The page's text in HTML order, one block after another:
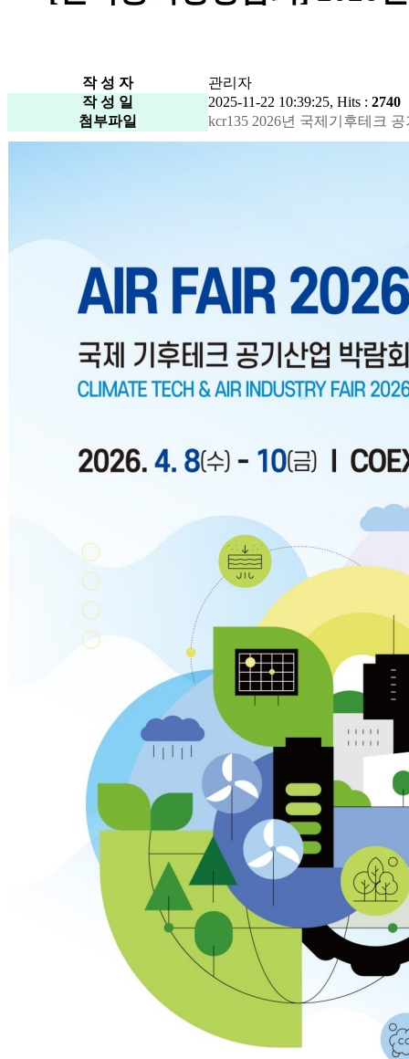
작 성 자
관리자
작 성 일
2025-11-22 10:39:25, Hits : 2740
첨부파일
kcr135 2026년 국제기후테크